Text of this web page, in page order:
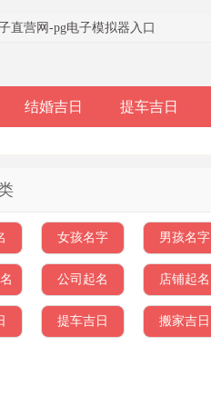
直营网-pg电子模拟器入口
结婚吉日 提车吉日
女孩名字 男孩名字
公司起名 店铺起名
提车吉日 搬家吉日